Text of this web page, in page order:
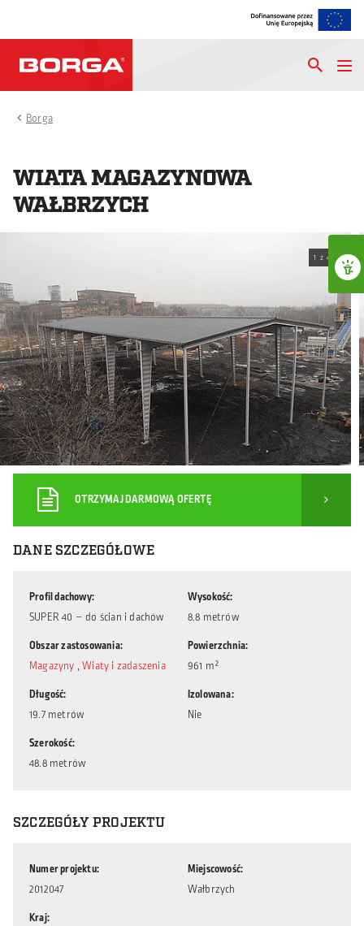
Borga
WIATA MAGAZYNOWA
WAŁBRZYCH
1 z 4
OTRZYMAJ DARMOWĄ OFERTĘ
DANE SZCZEGÓŁOWE
Profil dachowy
SUPER 40 – do ścian i dachów
Obszar zastosowania
Magazyny ,Wiaty i zadaszenia
Długość
19.7 metrów
Szerokość
48.8 metrów
Wysokość
8.8 metrów
Powierzchnia
961 m²
Izolowana
Nie
SZCZEGÓŁY PROJEKTU
Numer projektu
2012047
Kraj
Miejscowość
Wałbrzych